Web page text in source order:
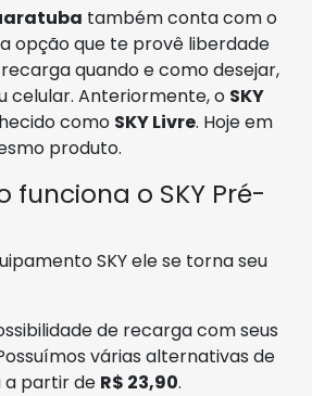
também conta com o
opção que te provê liberdade
quando e como desejar,
celular. Anteriormente, o SKY
como SKY Livre. Hoje em
produto.
funciona o SKY Pré-
SKY ele se torna seu
de recarga com seus
várias alternativas de
a partir de R$ 23,90.